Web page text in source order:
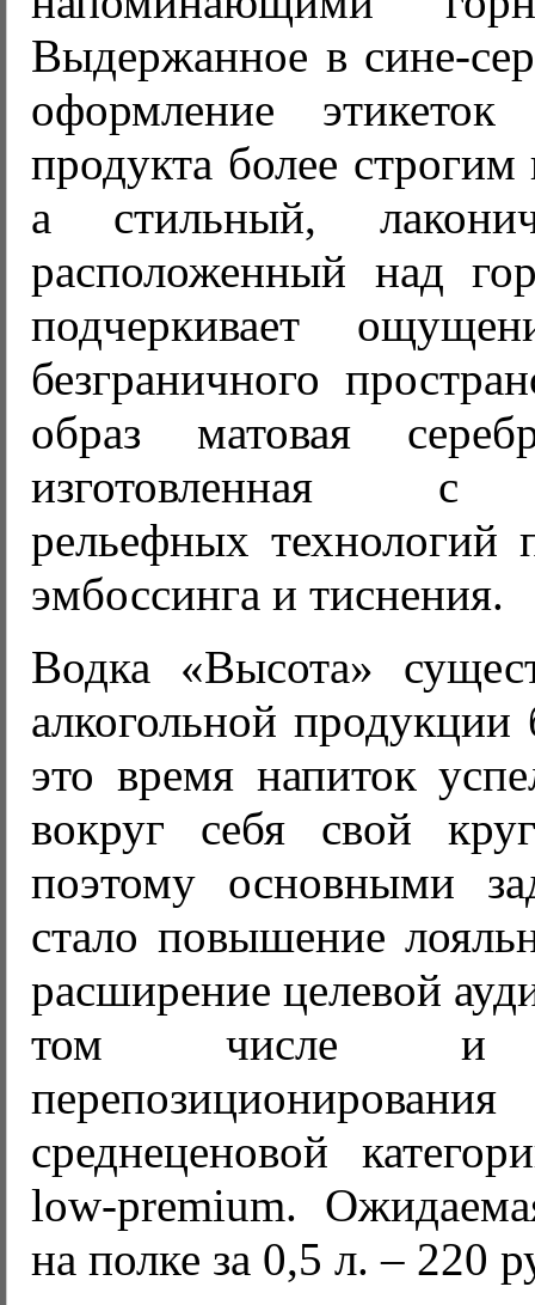
Выдержанное в сине-
оформление
продукта более
а стильный,
расположенный над
подчеркивает
безграничного
образ матовая
изготовленная с
рельефных технологий
эмбоссинга и тиснения.
Водка «Высота»
алкогольной продукции
это время напиток
вокруг себя свой
поэтому основными
стало повышение
расширение целевой
том числе и
среднеценовой
low-premium.
на полке за 0,5 л. – 220